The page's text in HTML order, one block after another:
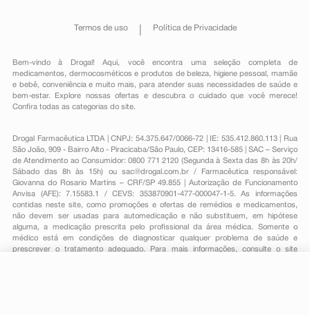
Termos de uso Política de Privacidade
Bem-vindo à Drogal! Aqui, você encontra uma seleção completa de
medicamentos , dermocosméticos e produtos de beleza, higiene pessoal ,mamãe
e bebê, conveniênciae muito mais, para atender suas necessidades de saúde e
bem-estar. Explore nossas ofertas e descubra o cuidado que você merece!
Confira todas as categorias do site.
Drogal Farmacêutica LTDA | CNPJ: 54.375.647/0066-72 | IE: 535.412.860.113 | Rua
São João, 909 - Bairro Alto - Piracicaba/São Paulo, CEP: 13416-585 | SAC – Serviço
de Atendimento ao Consumidor: 0800 771 2120 (Segunda à Sexta das 8h às 20h/
Sábado das 8h às 15h) ou sac@drogal.com.br/ Farmacêutica responsável:
Giovanna do Rosario Martins – CRF/SP 49.855 | Autorização de Funcionamento
Anvisa (AFE): 7.15583.1 / CEVS: 353870901-477-000047-1-5. As informações
contidas neste site, como promoções e ofertas de remédios e medicamentos,
não devem ser usadas para automedicação e não substituem, em hipótese
alguma, a medicação prescrita pelo profissional da área médica. Somente o
médico está em condições de diagnosticar qualquer problema de saúde e
prescrever o tratamento adequado. Para mais informações, consulte o site